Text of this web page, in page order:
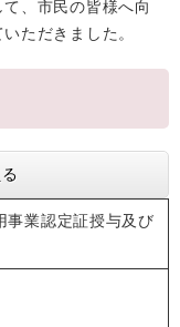
、市民の皆様へ向
ただきました。
事業認定証授与及び